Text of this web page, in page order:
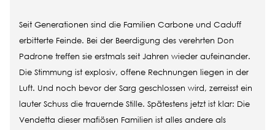
Seit Generationen sind die Familien Carbone und Caduff
erbitterte Feinde. Bei der Beerdigung des verehrten Don
Padrone treffen sie erstmals seit Jahren wieder aufeinander.
Die Stimmung ist explosiv, offene Rechnungen liegen in der
Luft. Und noch bevor der Sarg geschlossen wird, zerreisst ein
lauter Schuss die trauernde Stille. Spätestens jetzt ist klar: Die
Vendetta dieser mafiösen Familien ist alles andere als